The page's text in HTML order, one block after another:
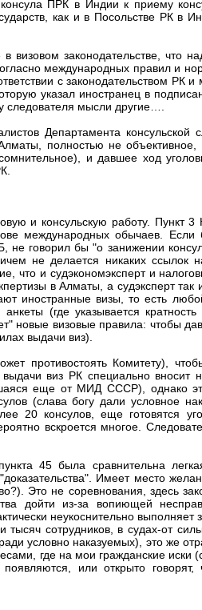
ПРК в Индии к приему
как и в Посольстве РК в
визовом законодательстве, что
международных правил и
с законодательством РК
указал иностранец в
следователя мысли другие….
Департамента
полностью не объективное,
и давшее ход
и консульскую работу. Пункт 3
международных обычаев.
говорил бы "о занижении
не делается никаких ссылок
что и судэкономэксперт и
в Алматы, а судэксперт так
иностранные визы, то есть
(где указывается
визовые правила: чтобы
выдачи виз).
противостоять Комитету),
виз РК специально вносит
еще от МИД СССР), однако
(слава богу дали условное
20 консулов, еще готовятся
вскроется многое.
45 была сравнительна
Имеет место
Это не соревнования, здесь
дойти из-за вопиющей
неукоснительно выполняет
сотрудников, в судах-от
условно наказуемых), это же
где на мои гражданские иски
появляются, или открыто